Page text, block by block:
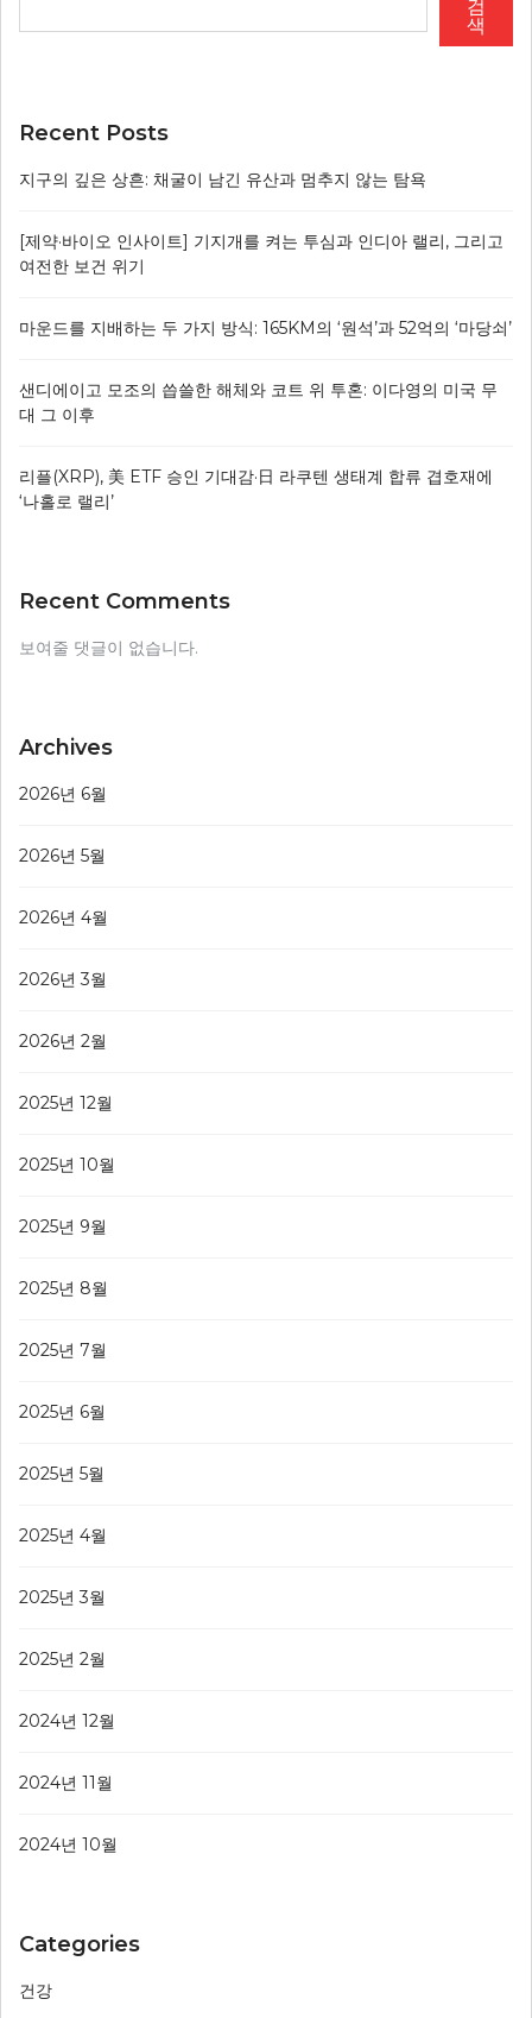
검
색
Recent Posts
지구의 깊은 상흔: 채굴이 남긴 유산과 멈추지 않는 탐욕
[제약·바이오 인사이트] 기지개를 켜는 투심과 인디아 랠리, 그리고
여전한 보건 위기
마운드를 지배하는 두 가지 방식: 165KM의 ‘원석’과 52억의 ‘마당쇠’
샌디에이고 모조의 씁쓸한 해체와 코트 위 투혼: 이다영의 미국 무
대 그 이후
리플(XRP), 美 ETF 승인 기대감·日 라쿠텐 생태계 합류 겹호재에
‘나홀로 랠리’
Recent Comments
보여줄 댓글이 없습니다.
Archives
2026년 6월
2026년 5월
2026년 4월
2026년 3월
2026년 2월
2025년 12월
2025년 10월
2025년 9월
2025년 8월
2025년 7월
2025년 6월
2025년 5월
2025년 4월
2025년 3월
2025년 2월
2024년 12월
2024년 11월
2024년 10월
Categories
건강